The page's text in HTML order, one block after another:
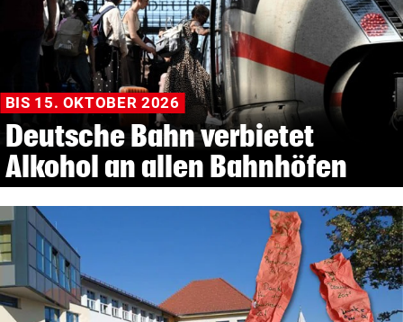
BIS 15. OKTOBER 2026
Deutsche Bahn verbietet
Alkohol an allen Bahnhöfen